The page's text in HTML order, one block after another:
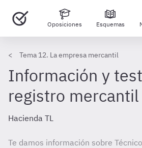
Oposiciones Esquemas
Tema 12. La empresa mercantil
Información y
registro mercantil
Hacienda TL
Te damos información sobre